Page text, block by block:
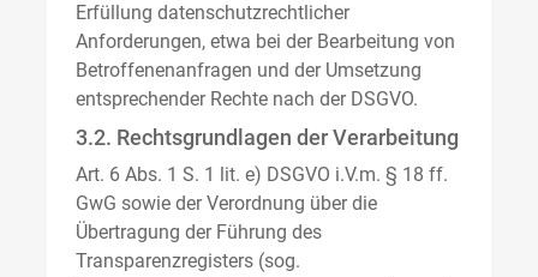
Erfüllung datenschutzrechtlicher
Anforderungen, etwa bei der Bearbeitung von
Betroffenenanfragen und der Umsetzung
entsprechender Rechte nach der DSGVO.
3.2. Rechtsgrundlagen der Verarbeitung
Art. 6 Abs. 1 S. 1 lit. e) DSGVO i.V.m. § 18 ff.
GwG sowie der Verordnung über die
Übertragung der Führung des
Transparenzregisters (sog.